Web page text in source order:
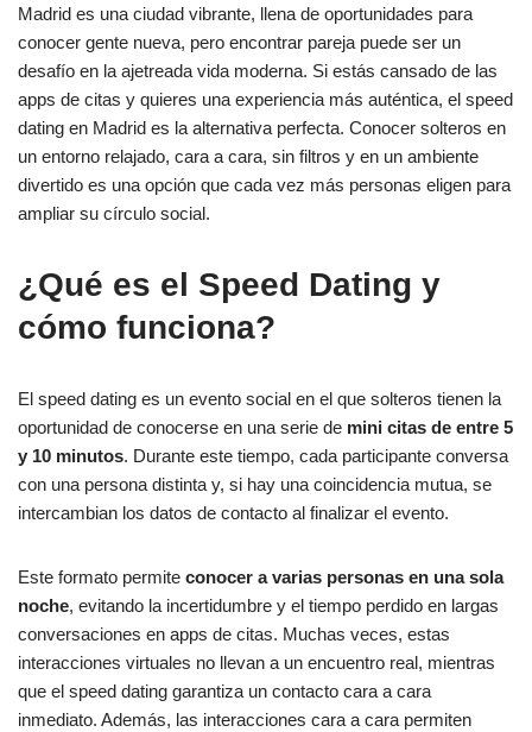
Madrid es una ciudad vibrante, llena de oportunidades para
conocer gente nueva, pero encontrar pareja puede ser un
desafío en la ajetreada vida moderna. Si estás cansado de las
apps de citas y quieres una experiencia más auténtica, el speed
dating en Madrid es la alternativa perfecta. Conocer solteros en
un entorno relajado, cara a cara, sin filtros y en un ambiente
divertido es una opción que cada vez más personas eligen para
ampliar su círculo social.
¿Qué es el Speed Dating y
cómo funciona?
El speed dating es un evento social en el que solteros tienen la
oportunidad de conocerse en una serie de mini citas de entre 5
y 10 minutos. Durante este tiempo, cada participante conversa
con una persona distinta y, si hay una coincidencia mutua, se
intercambian los datos de contacto al finalizar el evento.
Este formato permite conocer a varias personas en una sola
noche, evitando la incertidumbre y el tiempo perdido en largas
conversaciones en apps de citas. Muchas veces, estas
interacciones virtuales no llevan a un encuentro real, mientras
que el speed dating garantiza un contacto cara a cara
inmediato. Además, las interacciones cara a cara permiten